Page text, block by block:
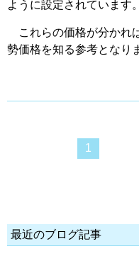
ように設定されています。
これらの価格が分かれ
勢価格を知る参考となり
1
最近のブログ記事